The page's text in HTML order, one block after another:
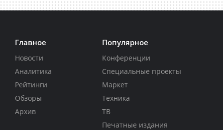
Главное
Новости
Аналитика
Рейтинги
Обзоры
Архив
Популярное
Конференции
Специальные проекты
Маркет
Техника
ТВ
Печатные издания